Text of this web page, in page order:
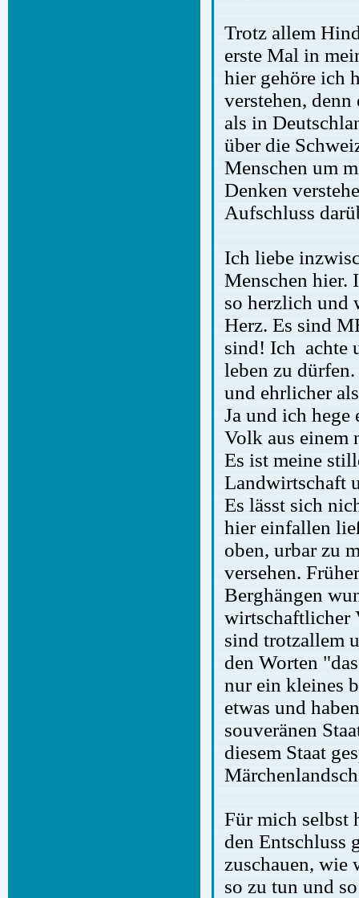
Trotz allem
erste Mal in
hier gehöre ich
verstehen,
als in
über die
Menschen um
Denken
Aufschluss
Ich liebe
Menschen hier.
so herzlich und
Herz. Es sind
sind! Ich achte
leben zu
und ehrlicher
Ja und ich
Volk aus einem
Es ist meine
Landwirtschaft
Es lässt sich
hier einfallen
oben, urbar zu
versehen.
Berghängen
wirtschaftlicher
sind trotzallem
den Worten
nur ein kleines
etwas und
souveränen
diesem Staat
Für mich selbst
den Entschluss
zuschauen, wie
so zu tun und